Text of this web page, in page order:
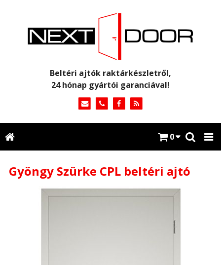
Beltéri ajtók raktárkészletről,
24 hónap gyártói garanciával!
0
Gyöngy Szürke CPL beltéri ajtó